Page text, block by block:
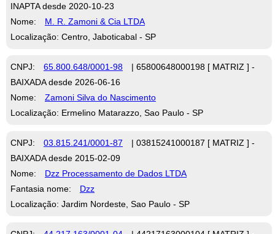
INAPTA desde 2020-10-23
Nome:
M. R. Zamoni & Cia LTDA
Localização: Centro, Jaboticabal - SP
CNPJ: 65.800.648/0001-98
| 65800648000198 [ MATRIZ ] -
BAIXADA desde 2026-06-16
Nome:
Zamoni Silva do Nascimento
Localização: Ermelino Matarazzo, Sao Paulo - SP
CNPJ: 03.815.241/0001-87
| 03815241000187 [ MATRIZ ] -
BAIXADA desde 2015-02-09
Nome:
Dzz Processamento de Dados LTDA
Fantasia nome:
Dzz
Localização: Jardim Nordeste, Sao Paulo - SP